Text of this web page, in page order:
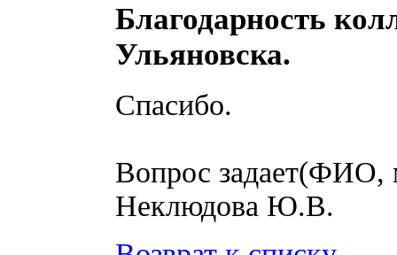
Благодарность
Ульяновска.
Спасибо.
Вопрос задает(ФИО,
Неклюдова Ю.В.